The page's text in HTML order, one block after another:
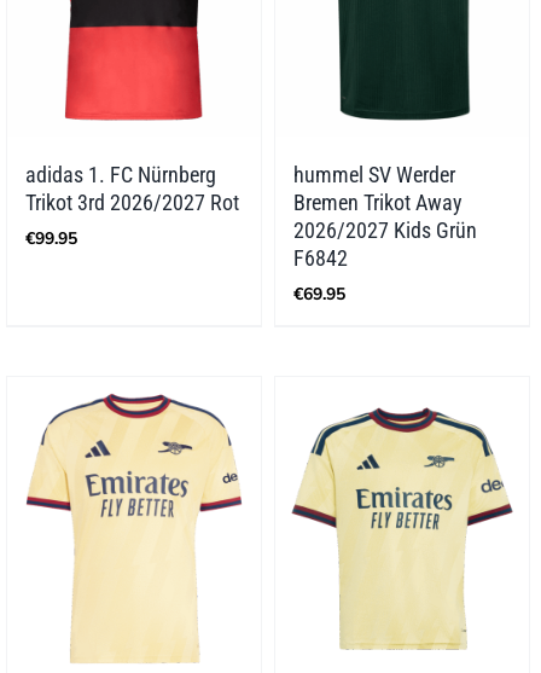
adidas 1. FC Nürnberg
Trikot 3rd 2026/2027 Rot
€99.95
hummel SV Werder
Bremen Trikot Away
2026/2027 Kids Grün
F6842
€69.95